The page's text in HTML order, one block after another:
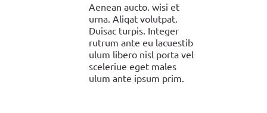
Aenean aucto. wisi et
urna. Aliqat volutpat.
Duisac turpis. Integer
rutrum ante eu lacuestib
ulum libero nisl porta vel
sceleriue eget males
ulum ante ipsum prim.